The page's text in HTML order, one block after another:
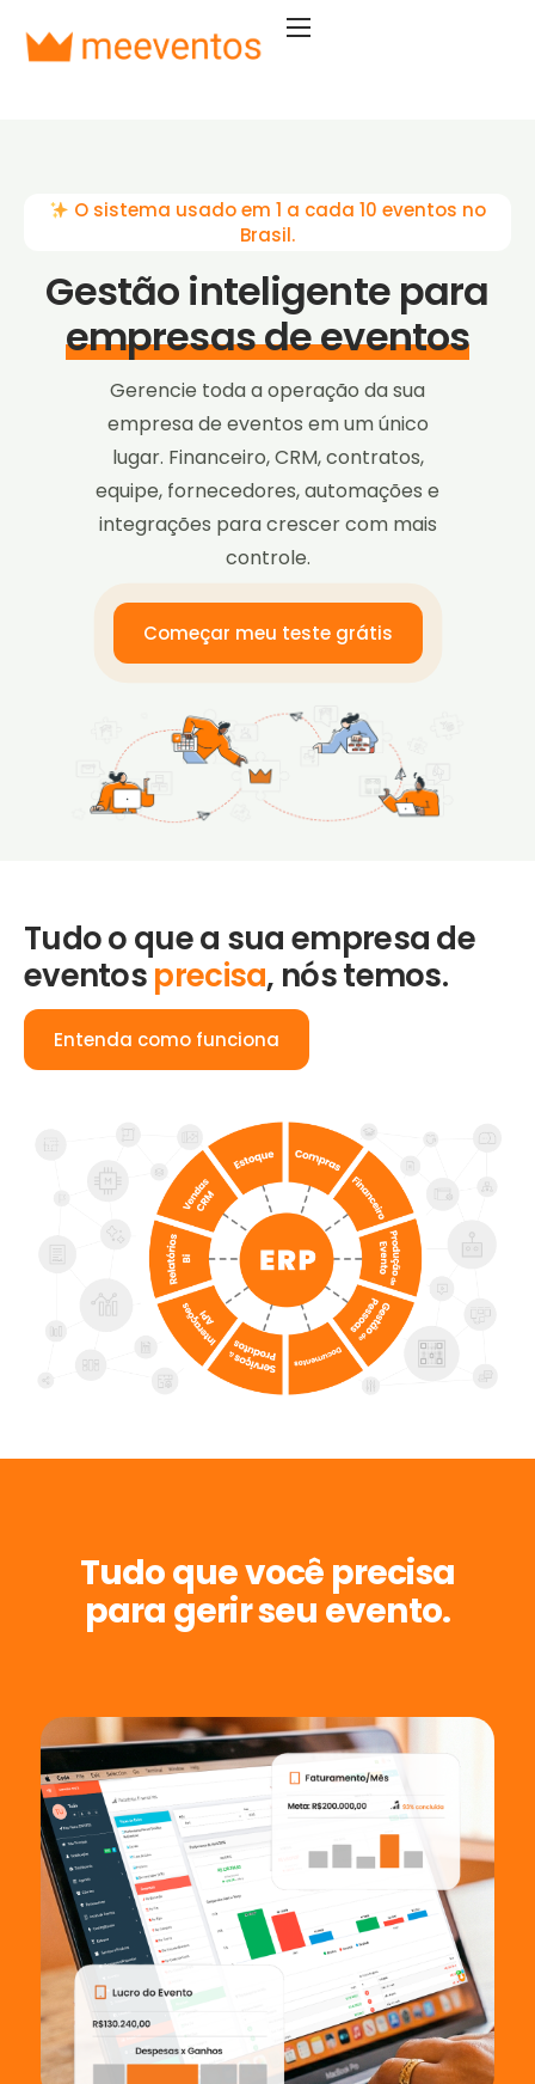
Soluções
Empresa
O sistema usado em 1 a cada 10 eventos no
Brasil.
Gestão inteligente para
empresas de eventos
Gerencie toda a operação da sua
empresa de eventos em um único
lugar. Financeiro, CRM, contratos,
equipe, fornecedores, automações e
integrações para crescer com mais
controle.
Começar meu teste grátis
Tudo o que a sua empresa de
eventosprecisa, nós temos.
Entenda como funciona
Tudo que você precisa
para gerir seu evento.